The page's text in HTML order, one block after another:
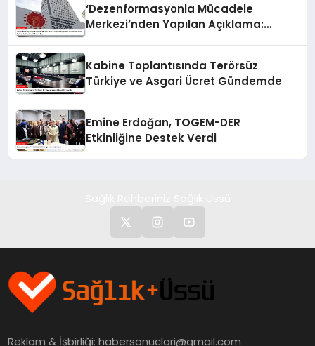
‘Dezenformasyonla Mücadele
Merkezi’nden Yapılan Açıklama:
Kabine Toplantısında Terörsüz
Türkiye ve Asgari Ücret Gündemde
Emine Erdoğan, TOGEM-DER
Etkinliğine Destek Verdi
Reklam & İşbirliği:habersonuclari@gmail.com